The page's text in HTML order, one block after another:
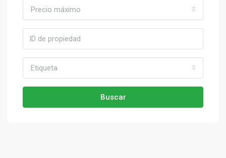
Precio máximo
Etiqueta
Buscar